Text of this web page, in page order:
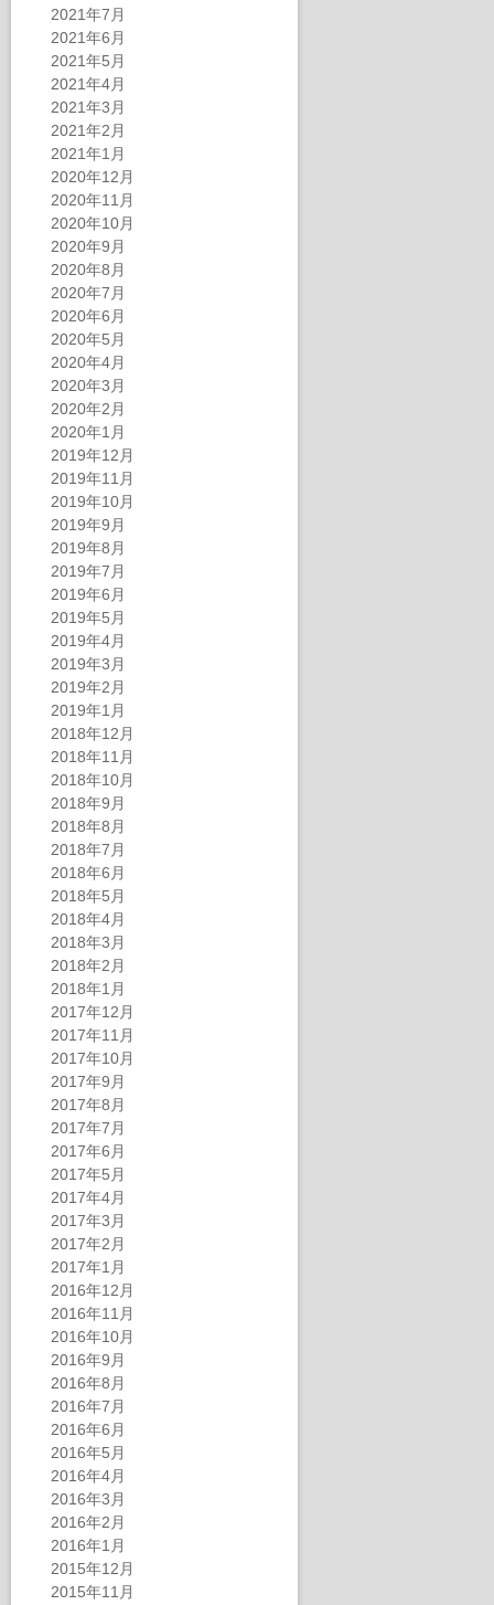
2021年7月
2021年6月
2021年5月
2021年4月
2021年3月
2021年2月
2021年1月
2020年12月
2020年11月
2020年10月
2020年9月
2020年8月
2020年7月
2020年6月
2020年5月
2020年4月
2020年3月
2020年2月
2020年1月
2019年12月
2019年11月
2019年10月
2019年9月
2019年8月
2019年7月
2019年6月
2019年5月
2019年4月
2019年3月
2019年2月
2019年1月
2018年12月
2018年11月
2018年10月
2018年9月
2018年8月
2018年7月
2018年6月
2018年5月
2018年4月
2018年3月
2018年2月
2018年1月
2017年12月
2017年11月
2017年10月
2017年9月
2017年8月
2017年7月
2017年6月
2017年5月
2017年4月
2017年3月
2017年2月
2017年1月
2016年12月
2016年11月
2016年10月
2016年9月
2016年8月
2016年7月
2016年6月
2016年5月
2016年4月
2016年3月
2016年2月
2016年1月
2015年12月
2015年11月